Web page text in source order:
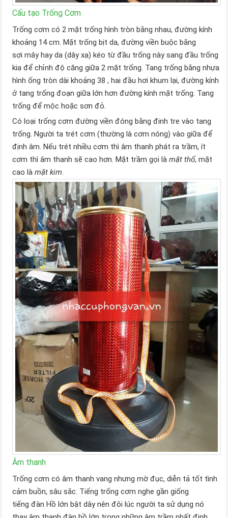
Cấu tạo Trống Cơm
Trống cơm có 2 mặt trống hình tròn bằng nhau, đường kính
khoảng 14 cm. Mặt trống bịt da, đường viền buộc bằng
sợi mây hay da (dây xạ) kéo từ đầu trống này sang đầu trống
kia để chỉnh độ căng giữa 2 mặt trống. Tang trống bằng nhựa
hình ống tròn dài khoảng 38 , hai đầu hơi khum lại, đường kính
ở tang trống đoạn giữa lớn hơn đường kính mặt trống. Tang
trống để mộc hoặc sơn đỏ.
Có loại trống cơm đường viền đóng bằng đinh tre vào tang
trống. Người ta trét cơm (thường là cơm nóng) vào giữa để
định âm. Nếu trét nhiều cơm thì âm thanh phát ra trầm, ít
cơm thì âm thanh sẽ cao hơn. Mặt trầm gọi làmặt thổ, mặt
cao làmặt kim.
Âm thanh
Trống cơm có âm thanh vang nhưng mờ đục, diễn tả tốt tình
cảm buồn, sâu sắc. Tiếng trống cơm nghe gần giống
tiếng đàn Hồ lớn bật dây nên đôi lúc người ta sử dụng nó